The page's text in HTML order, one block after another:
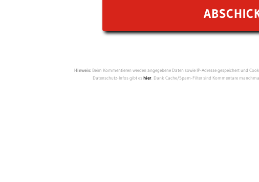
Hinweis:Beim Kommentieren werden angegebene Daten sowie IP-Adresse gespeichert und
Datenschutz-Infos gibt eshier. Dank Cache/Spam-Filter sind Kommentare